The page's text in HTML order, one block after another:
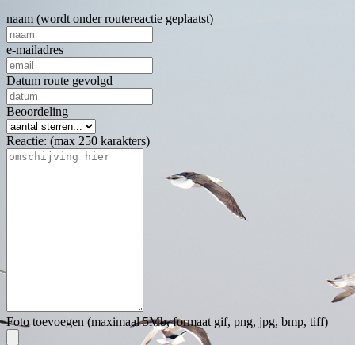
naam (wordt onder routereactie geplaatst)
e-mailadres
Datum route gevolgd
Beoordeling
Reactie: (max 250 karakters)
Foto toevoegen (maximaal 5Mb, formaat gif, png, jpg, bmp, tiff)